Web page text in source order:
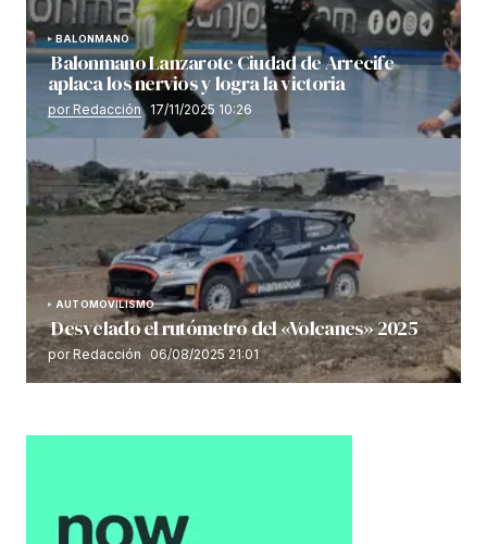
BALONMANO
Balonmano Lanzarote Ciudad de Arrecife
aplaca los nervios y logra la victoria
por Redacción 17/11/2025 10:26
AUTOMOVILISMO
Desvelado el rutómetro del «Volcanes» 2025
por Redacción 06/08/2025 21:01